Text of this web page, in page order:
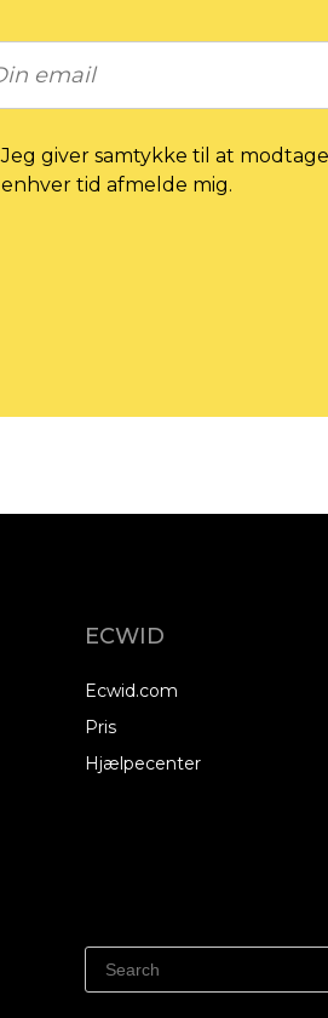
Jeg giver samtykke til at
enhver tid afmelde mig.
ECWID
Ecwid.com
Pris
Hjælpecenter